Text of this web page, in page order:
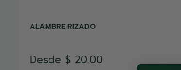
ALAMBRE RIZADO
Precio
Desde $ 20.00